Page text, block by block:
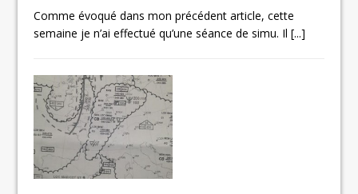
Comme évoqué dans mon précédent article, cette
semaine je n’ai effectué qu’une séance de simu. Il[...]